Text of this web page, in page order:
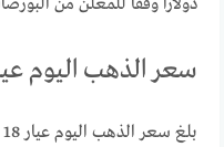
سعر الذهب اليوم عيار